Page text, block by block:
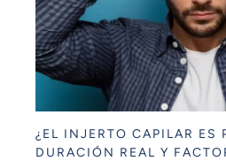
¿EL INJERTO CAPILAR ES
DURACIÓN REAL Y